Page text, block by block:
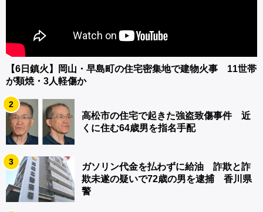
【6日鎮火】岡山・早島町の住宅密集地で建物火事 11世帯
が類焼・3人軽傷か
2
高松市の住宅で起きた強盗致傷事件 近
くに住む64歳男を指名手配
3
ガソリン代金を払わずに給油 詐欺と詐
欺未遂の疑いで72歳の男を逮捕 香川県
警